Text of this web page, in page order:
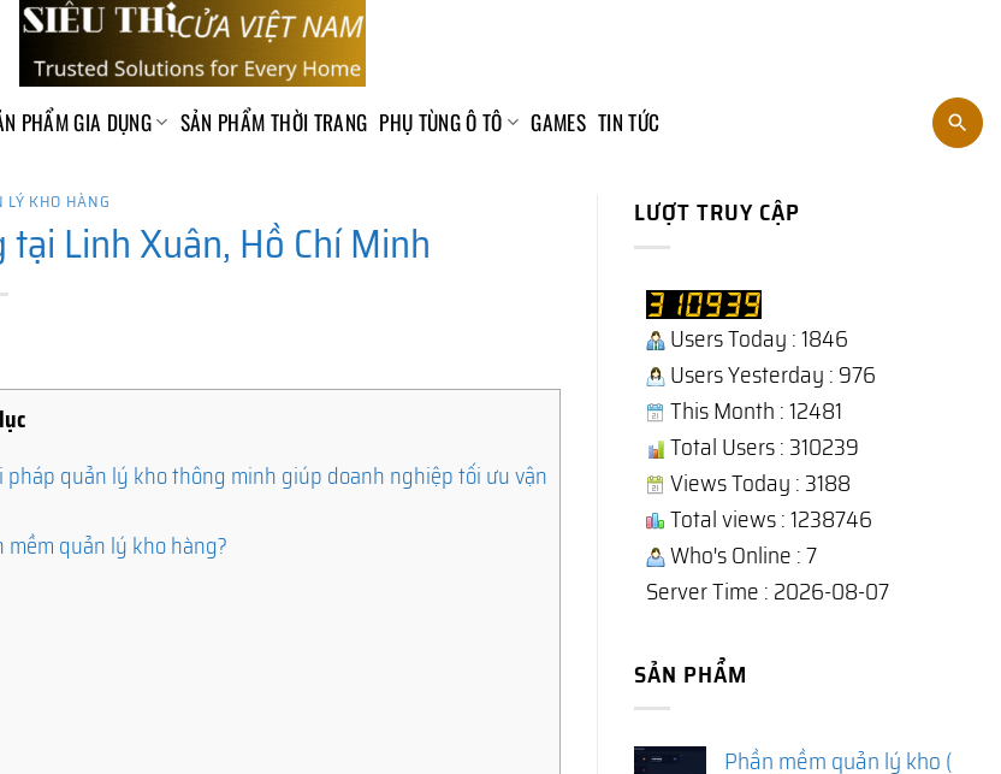
PHẨM GIA DỤNG SẢN PHẨM THỜI TRANG PHỤ TÙNG Ô TÔ GAMES TIN TỨC
KHO HÀNG
Linh Xuân, Hồ Chí Minh
pháp quản lý kho thông minh giúp doanh nghiệp tối ưu vận
mềm quản lý kho hàng?
LƯỢT TRUY CẬP
Users Today : 1846
Users Yesterday : 976
This Month : 12481
Total Users : 310239
Views Today : 3188
Total views : 1238746
Who's Online : 7
Server Time : 2026-08-07
SẢN PHẨM
Phần mềm quản lý kho (